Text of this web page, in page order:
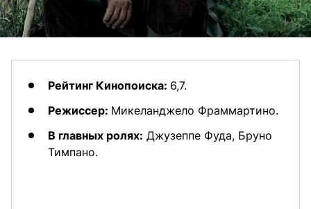
Рейтинг Кинопоиска: 6,7.
Режиссер: Микеланджело Фраммартино.
В главных ролях: Джузеппе Фуда, Бруно
Тимпано.